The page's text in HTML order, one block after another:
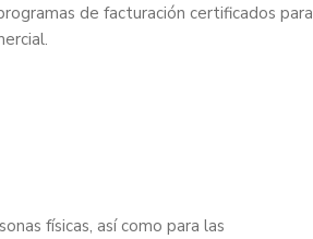
de facturación certificados para
físicas, así como para las